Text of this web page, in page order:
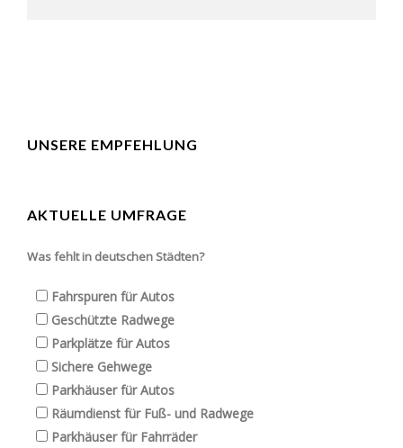
UNSERE EMPFEHLUNG
AKTUELLE UMFRAGE
Was fehlt in deutschen Städten?
Fahrspuren für Autos
Geschützte Radwege
Parkplätze für Autos
Sichere Gehwege
Parkhäuser für Autos
Räumdienst für Fuß- und Radwege
Parkhäuser für Fahrräder